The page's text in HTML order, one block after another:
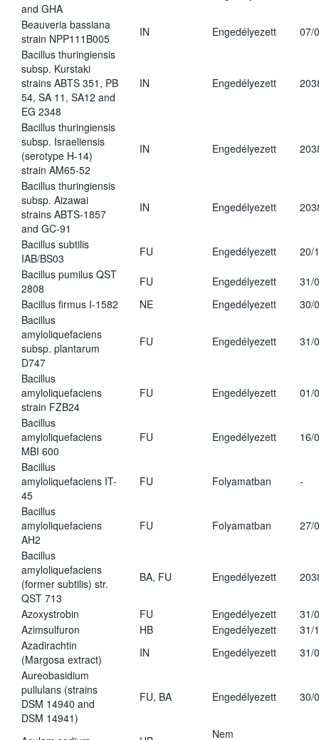
and GHA
Beauveria bassiana
strain NPP111B005
IN Engedélyezett
07/
Bacillus thuringiensis
subsp. Kurstaki
strains ABTS 351, PB
54, SA 11, SA12 and
EG 2348
IN Engedélyezett
Bacillus thuringiensis
subsp. Israeliensis
(serotype H-14)
strain AM65-52
IN Engedélyezett
Bacillus thuringiensis
subsp. Aizawai
strains ABTS-1857
and GC-91
IN Engedélyezett
Bacillus subtilis
IAB/BS03
FU Engedélyezett
20/
Bacillus pumilus QST
2808
FU Engedélyezett
31/
Bacillus firmus I-1582
NE Engedélyezett
30/
Bacillus
amyloliquefaciens
subsp. plantarum
D747
FU Engedélyezett 31/
Bacillus
amyloliquefaciens
strain FZB24
FU Engedélyezett 01/
Bacillus
amyloliquefaciens
MBI 600
FU Engedélyezett 16/
Bacillus
amyloliquefaciens IT-
45
FU Folyamatban -
Bacillus
amyloliquefaciens
AH2
FU Folyamatban 27/
Bacillus
amyloliquefaciens
(former subtilis) str.
QST 713
BA, FU Engedélyezett
Azoxystrobin FU Engedélyezett
31/
Azimsulfuron
HB Engedélyezett
31/
Azadirachtin
(Margosa extract)
IN Engedélyezett
31/
Aureobasidium
pullulans (strains
DSM 14940 and
DSM 14941)
FU, BA Engedélyezett 30/
Nem